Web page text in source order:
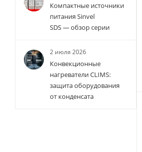
Компактные источники
питания Sinvel
SDS — обзор серии
2 июля 2026
Конвекционные
нагреватели CLIMS:
защита оборудования
от конденсата